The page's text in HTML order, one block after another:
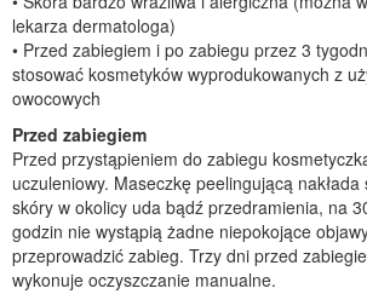
lekarza dermatologa)
• Przed zabiegiem i po zabiegu przez 3
stosować kosmetyków wyprodukowanych z
owocowych
Przed zabiegiem
Przed przystąpieniem do zabiegu
uczuleniowy. Maseczkę peelingującą nakłada
skóry w okolicy uda bądź przedramienia, na
godzin nie wystąpią żadne niepokojące
przeprowadzić zabieg. Trzy dni przed
wykonuje oczyszczanie manualne.